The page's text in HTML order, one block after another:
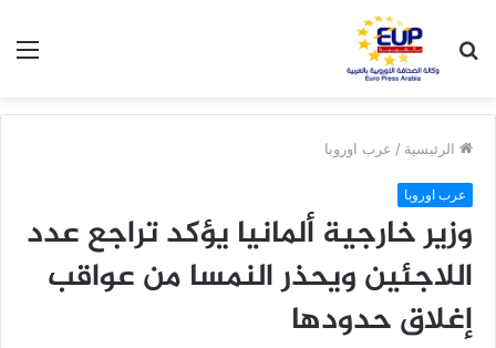
عن
الرئيسية / عرب اوروبا
عرب اوروبا
وزير خارجية ألمانيا يؤكد تراجع عدد
اللاجئين ويحذر النمسا من عواقب
إغلاق حدودها